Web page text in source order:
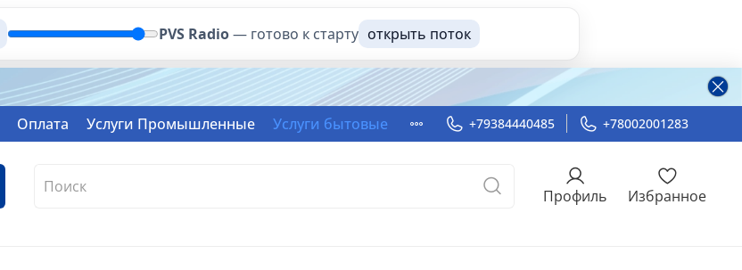
PVS Radio— готово к старту открыть поток
Оплата Услуги Промышленные Услуги бытовые +79384440485 +78002001283
Профиль Избранное